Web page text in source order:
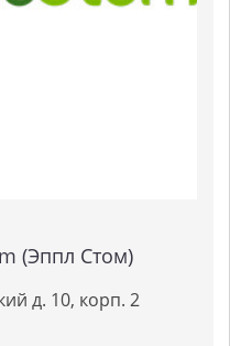
(Эппл Стом)
д. 10, корп. 2